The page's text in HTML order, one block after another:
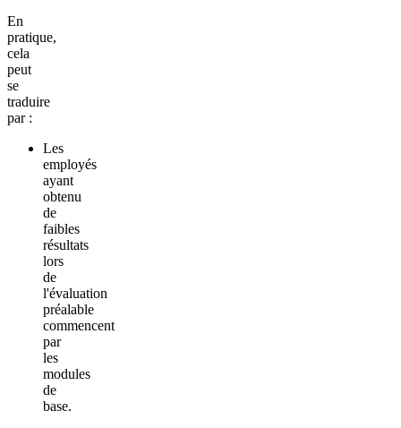
En
pratique,
cela
peut
se
traduire
par :
Les
employés
ayant
obtenu
de
faibles
résultats
lors
de
l'évaluation
préalable
commencent
par
les
modules
de
base.